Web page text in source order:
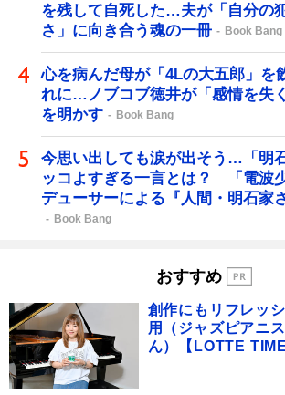
を残して自死した…夫が「自分の
さ」に向き合う魂の一冊
Book Bang
心を病んだ母が「4Lの大五郎」を
れに…ノブコブ徳井が「感情を失
を明かす
Book Bang
今思い出しても涙が出そう…「明
ッコよすぎる一言とは？ 「電波
デューサーによる『人間・明石家
Book Bang
おすすめ
創作にもリフレッ
用（ジャズピアニ
ん）【LOTTE